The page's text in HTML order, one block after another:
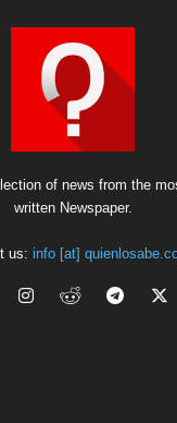
of news from the
written Newspaper.
us: info [at]